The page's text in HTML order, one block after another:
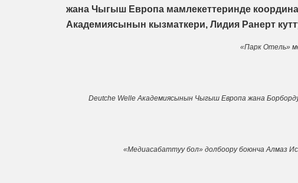
жана Чыгыш Европа мамлекеттеринде
Академиясынын кызматкери, Лидия Ранерт
«Парк Отель»
Deutche Welle Академиясынын Чыгыш Европа жана
«Медиасабаттуу бол» долбоору боюнча Алмаз